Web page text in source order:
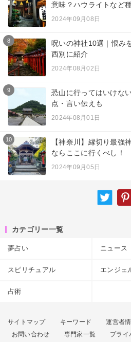
意味？ハウライトなど
2024年09月08日
8
呪いの神社10選｜恨み
西別に紹介
2024年08月02日
9
恐山に行ってはいけな
点・言い伝えも
2024年08月01日
10
【神奈川】縁切り最強
ならここに行くべし！
2024年09月05日
カテゴリー一覧
夢占い ニュース
スピリチュアル エンジェ
占術
サイトマップ キーワード 運営者
お問い合わせ
専門家一覧 プライ